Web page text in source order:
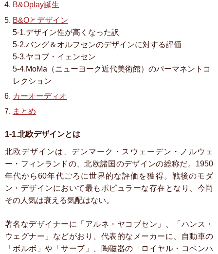
B&Oplay誕生
B&Oとデザイン
5-1.デザイン性が高くなった訳
5-2.バング＆オルフセンのデザインに対する評価
5-3.ヤコブ・イェンセン
5-4.MoMa（ニューヨーク近代美術館）のパーマネントコ
レクション
カーオーディオ
まとめ
1-1.北欧デザインとは
北欧デザインは、デンマーク・スウェーデン・ノルウェ
ー・フィンランドの、北欧諸国のデザインの総称だ。1950
年代から60年代ごろに世界的な評価を獲得。戦後のモダ
ン・デザインにおいて最もポピュラーな存在となり、今尚
その人気は衰える気配はない。
著名なデザイナーに「アルネ・ヤコブセン」、「ハンス・
ウェグナー」などがおり、代表的なメーカーに、自動車の
「ボルボ」や「サーブ」、陶磁器の「ロイヤル・コペンハ